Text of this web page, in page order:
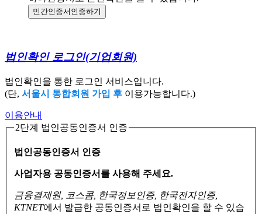
민간인증서 인증하기
법인확인 로그인(기업회원)
법인확인을 통한 로그인 서비스입니다.
(단, 서울시 통합회원 가입 후 이용가능합니다.)
이용안내
2단계 법인공동인증서 인증
법인공동인증서 인증
사업자용 공동인증서를 사용해 주세요.
금융결제원, 코스콤, 한국정보인증, 한국전자인증,
KTNET에서 발급한 공동인증서로 법인확인을 할 수 있습